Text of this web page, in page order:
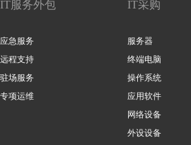
IT服务外包
应急服务
远程支持
驻场服务
专项运维
IT采购
服务器
终端电脑
操作系统
应用软件
网络设备
外设设备